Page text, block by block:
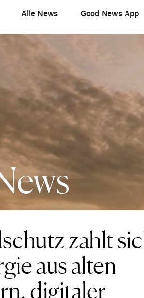
Alle News Good News App
zahlt
aus alten
digitaler